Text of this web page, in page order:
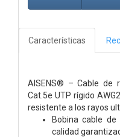
Características
AISENS® – Cable de
Cat.5e UTP rígido
resistente a los rayos
Bobina cable de
calidad